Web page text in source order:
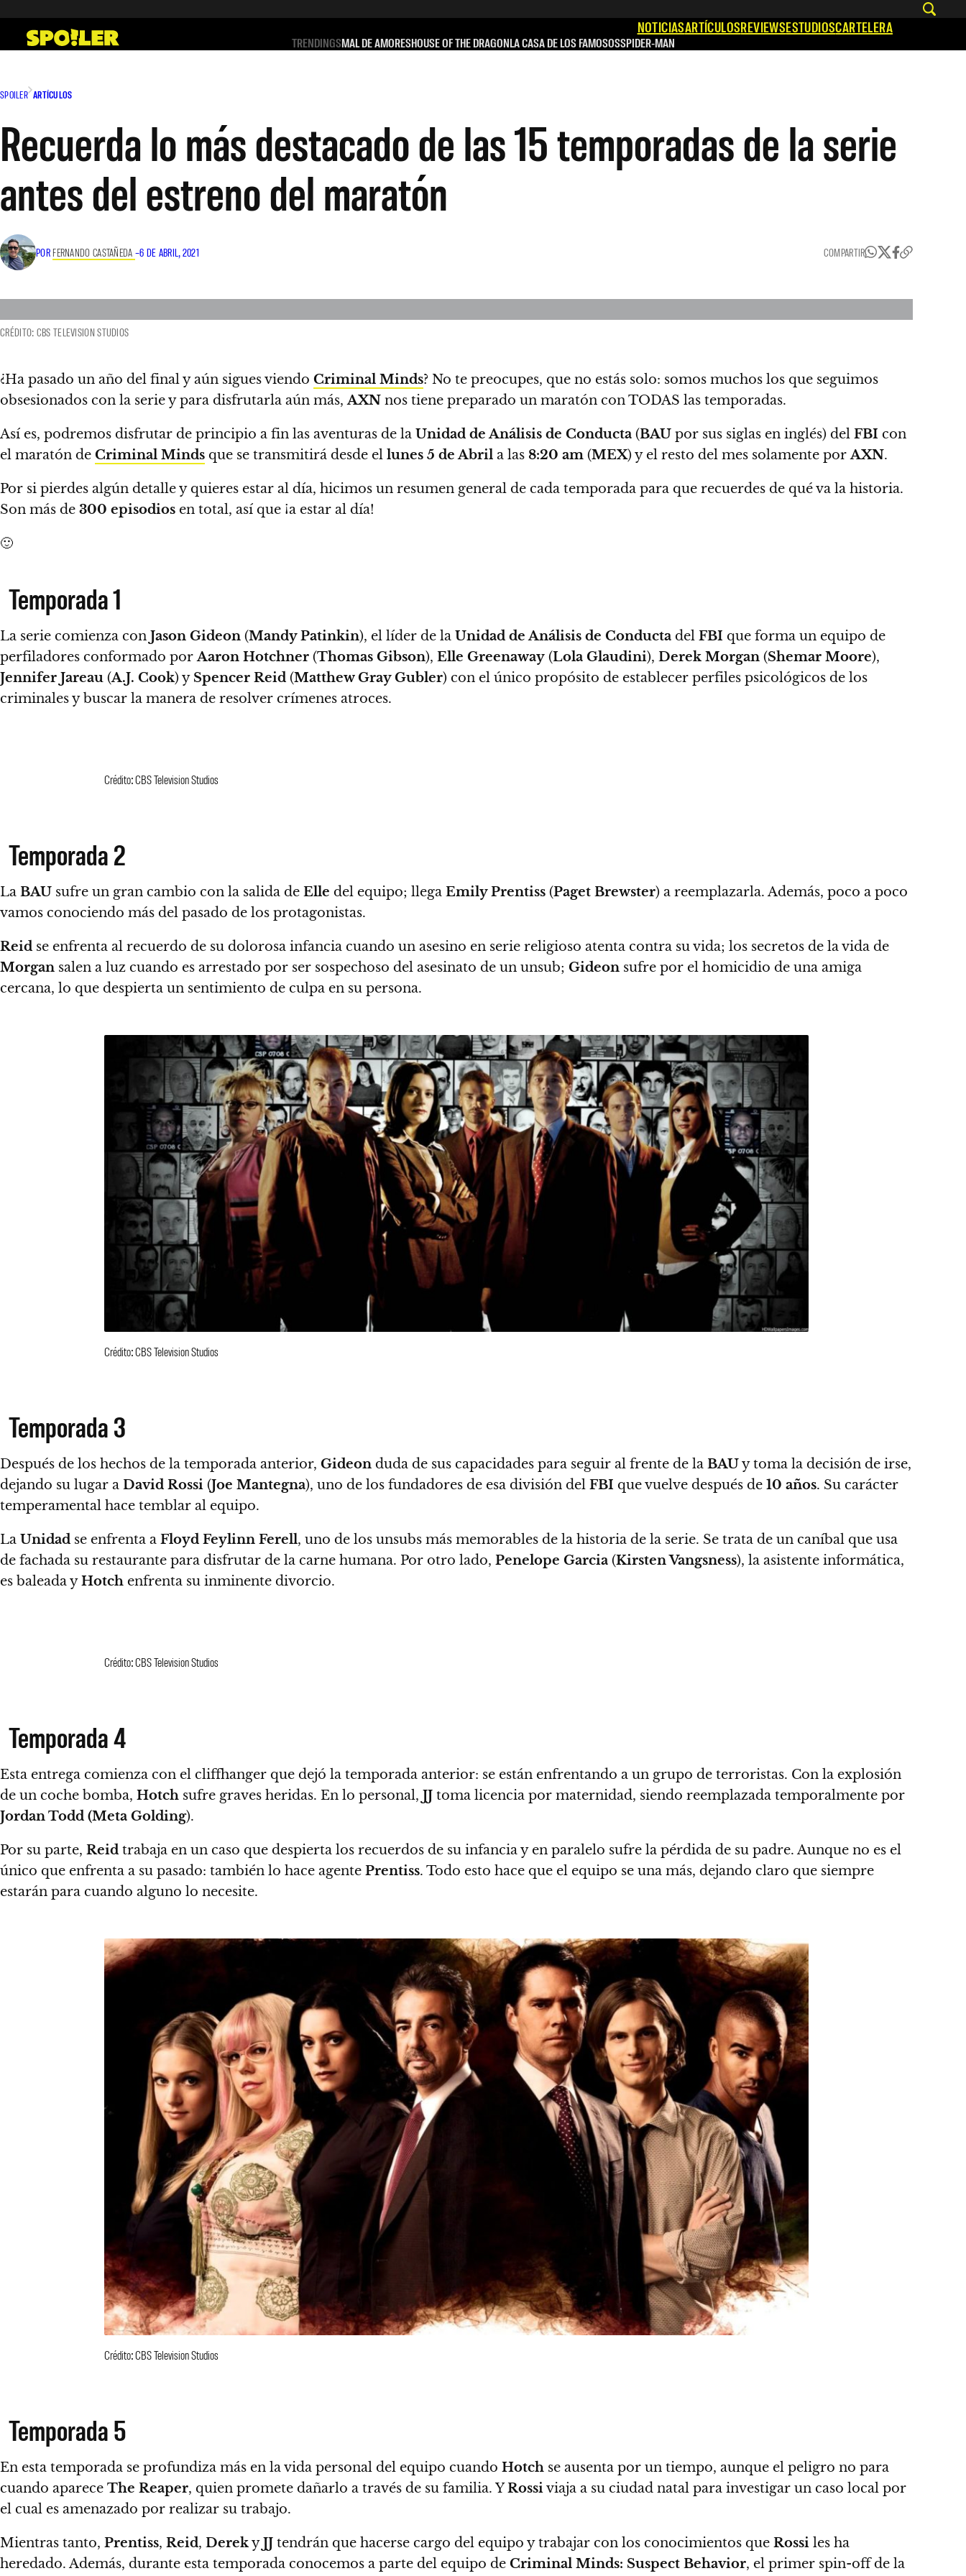
contenido
NOTICIASARTÍCULOSREVIEWSESTUDIOSCARTELERA
TRENDINGSMAL DE AMORESHOUSE OF THE DRAGONLA CASA DE LOS FAMOSOSSPIDER-MAN
SPOILER ARTÍCULOS
Recuerda lo más destacado de las 15 temporadas de la serie
antes del estreno del maratón
POR FERNANDO CASTAÑEDA –6 DE ABRIL, 2021 COMPARTIR
CRÉDITO: CBS TELEVISION STUDIOS
¿Ha pasado un año del final y aún sigues viendo Criminal Minds? No te preocupes, que no estás solo: somos muchos los que seguimos
obsesionados con la serie y para disfrutarla aún más,AXN nos tiene preparado un maratón con TODAS las temporadas.
Así es, podremos disfrutar de principio a fin las aventuras de la Unidad de Análisis de Conducta (BAU por sus siglas en inglés) del FBI con
el maratón de Criminal Minds que se transmitirá desde el lunes 5 de Abril a las 8:20 am (MEX) y el resto del mes solamente porAXN.
Por si pierdes algún detalle y quieres estar al día, hicimos un resumen general de cada temporada para que recuerdes de qué va la historia.
Son más de 300 episodios en total, así que ¡a estar al día!
🙂
Temporada 1
La serie comienza con Jason Gideon (Mandy Patinkin), el líder de la Unidad de Análisis de Conducta del FBI que forma un equipo de
perfiladores conformado porAaron Hotchner (Thomas Gibson), Elle Greenaway (Lola Glaudini), Derek Morgan (Shemar Moore),
Jennifer Jareau (A.J. Cook) y Spencer Reid (Matthew Gray Gubler) con el único propósito de establecer perfiles psicológicos de los
criminales y buscar la manera de resolver crímenes atroces.
Crédito: CBS Television Studios
Temporada 2
La BAU sufre un gran cambio con la salida de Elle del equipo; llega Emily Prentiss (Paget Brewster) a reemplazarla. Además, poco a poco
vamos conociendo más del pasado de los protagonistas.
Reid se enfrenta al recuerdo de su dolorosa infancia cuando un asesino en serie religioso atenta contra su vida; los secretos de la vida de
Morgan salen a luz cuando es arrestado por ser sospechoso del asesinato de un unsub; Gideon sufre por el homicidio de una amiga
cercana, lo que despierta un sentimiento de culpa en su persona.
Crédito: CBS Television Studios
Temporada 3
Después de los hechos de la temporada anterior, Gideon duda de sus capacidades para seguir al frente de la BAUy toma la decisión de irse,
dejando su lugar a David Rossi (Joe Mantegna), uno de los fundadores de esa división del FBI que vuelve después de 10 años. Su carácter
temperamental hace temblar al equipo.
La Unidad se enfrenta a Floyd Feylinn Ferell, uno de los unsubs más memorables de la historia de la serie. Se trata de un caníbal que usa
de fachada su restaurante para disfrutar de la carne humana. Por otro lado, Penelope Garcia (Kirsten Vangsness), la asistente informática,
es baleada yHotch enfrenta su inminente divorcio.
Crédito: CBS Television Studios
Temporada 4
Esta entrega comienza con el cliffhanger que dejó la temporada anterior: se están enfrentando a un grupo de terroristas. Con la explosión
de un coche bomba, Hotch sufre graves heridas. En lo personal, JJ toma licencia por maternidad, siendo reemplazada temporalmente por
Jordan Todd (Meta Golding).
Por su parte, Reid trabaja en un caso que despierta los recuerdos de su infancia y en paralelo sufre la pérdida de su padre. Aunque no es el
único que enfrenta a su pasado: también lo hace agente Prentiss. Todo esto hace que el equipo se una más, dejando claro que siempre
estarán para cuando alguno lo necesite.
Crédito: CBS Television Studios
Temporada 5
En esta temporada se profundiza más en la vida personal del equipo cuando Hotch se ausenta por un tiempo, aunque el peligro no para
cuando aparece The Reaper, quien promete dañarlo a través de su familia. YRossiviaja a su ciudad natal para investigar un caso local por
el cual es amenazado por realizar su trabajo.
Mientras tanto, Prentiss, Reid, DerekyJJ tendrán que hacerse cargo del equipo y trabajar con los conocimientos que Rossi les ha
heredado. Además, durante esta temporada conocemos a parte del equipo de Criminal Minds: Suspect Behavior, el primer spin-off de la